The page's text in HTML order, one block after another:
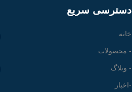
دسترسی سریع
خانه
- محصولات
- وبلاگ
-اخبار